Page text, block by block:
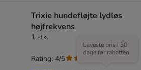
Trixie hundefløjte lydløs
højfrekvens
1 stk.
Laveste pris i 30
dage før rabatten
Rating: 4/5